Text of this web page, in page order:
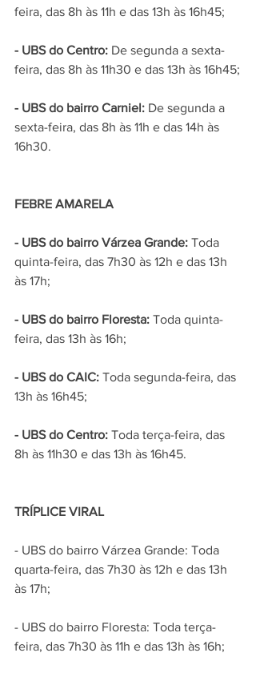
feira, das 8h às 11h e das 13h às 16h45;
- UBS do Centro: De segunda a sexta-
feira, das 8h às 11h30 e das 13h às 16h45;
- UBS do bairro Carniel: De segunda a
sexta-feira, das 8h às 11h e das 14h às
16h30.
FEBRE AMARELA
- UBS do bairro Várzea Grande: Toda
quinta-feira, das 7h30 às 12h e das 13h
às 17h;
- UBS do bairro Floresta: Toda quinta-
feira, das 13h às 16h;
- UBS do CAIC: Toda segunda-feira, das
13h às 16h45;
- UBS do Centro: Toda terça-feira, das
8h às 11h30 e das 13h às 16h45.
TRÍPLICE VIRAL
- UBS do bairro Várzea Grande: Toda
quarta-feira, das 7h30 às 12h e das 13h
às 17h;
- UBS do bairro Floresta: Toda terça-
feira, das 7h30 às 11h e das 13h às 16h;